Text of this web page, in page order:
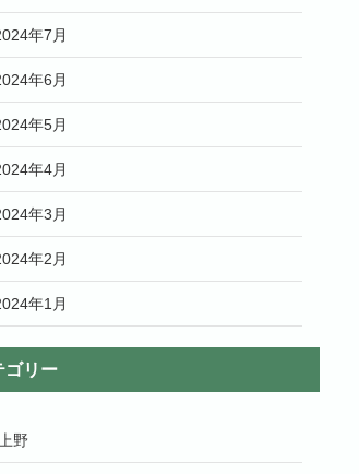
年7月
年6月
年5月
年4月
年3月
年2月
年1月
ゴリー
上野